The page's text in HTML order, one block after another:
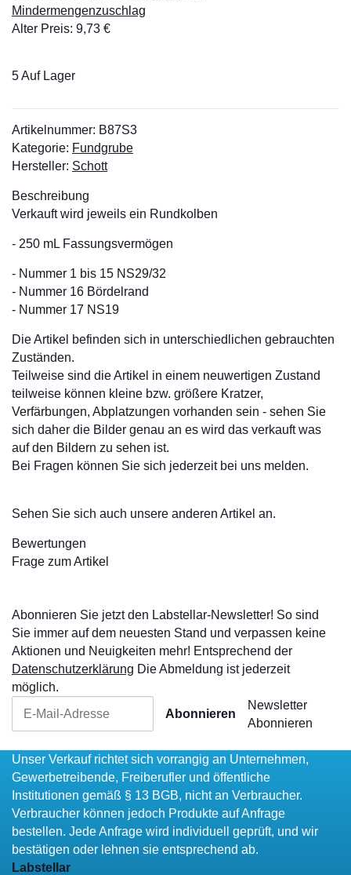
Mindermengenzuschlag
Alter Preis: 9,73 €
5 Auf Lager
Artikelnummer: B87S3
Kategorie: Fundgrube
Hersteller: Schott
Beschreibung
Verkauft wird jeweils ein Rundkolben
- 250 mL Fassungsvermögen
- Nummer 1 bis 15 NS29/32
- Nummer 16 Bördelrand
- Nummer 17 NS19
Die Artikel befinden sich in unterschiedlichen gebrauchten
Zuständen.
Teilweise sind die Artikel in einem neuwertigen Zustand
teilweise können kleine bzw. größere Kratzer,
Verfärbungen, Abplatzungen vorhanden sein - sehen Sie
sich daher die Bilder genau an es wird das verkauft was
auf den Bildern zu sehen ist.
Bei Fragen können Sie sich jederzeit bei uns melden.
Sehen Sie sich auch unsere anderen Artikel an.
Bewertungen
Frage zum Artikel
Abonnieren Sie jetzt den Labstellar-Newsletter! So sind
Sie immer auf dem neuesten Stand und verpassen keine
Aktionen und Neuigkeiten mehr! Entsprechend der
Datenschutzerklärung Die Abmeldung ist jederzeit
möglich.
Abonnieren
Newsletter
Abonnieren
Unser Verkauf richtet sich vorrangig an Unternehmen,
Gewerbetreibende, Freiberufler und öffentliche
Institutionen gemäß § 13 BGB, nicht an Verbraucher.
Verbraucher können jedoch Produkte auf Anfrage
bestellen. Jede Anfrage wird individuell geprüft, und wir
bestätigen oder lehnen sie entsprechend ab.
Labstellar